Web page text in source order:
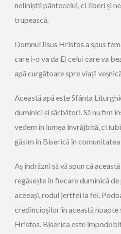
neliniștii pântecelui, ci liberi și
trupească.
Domnul Iisus Hristos a spus
care i-o va da El celui care va
apă curgătoare spre viață
Această apă este Sfânta
duminici și sărbători. Să nu fim
vedem în lumea învrăjbită, ci
găsim în Biserică în
Aș îndrăzni să vă spun că
regăsește în fiecare duminică
aceeași, rodul jertfei la fel.
credincioșilor în această noapte
Hristos. Biserica este